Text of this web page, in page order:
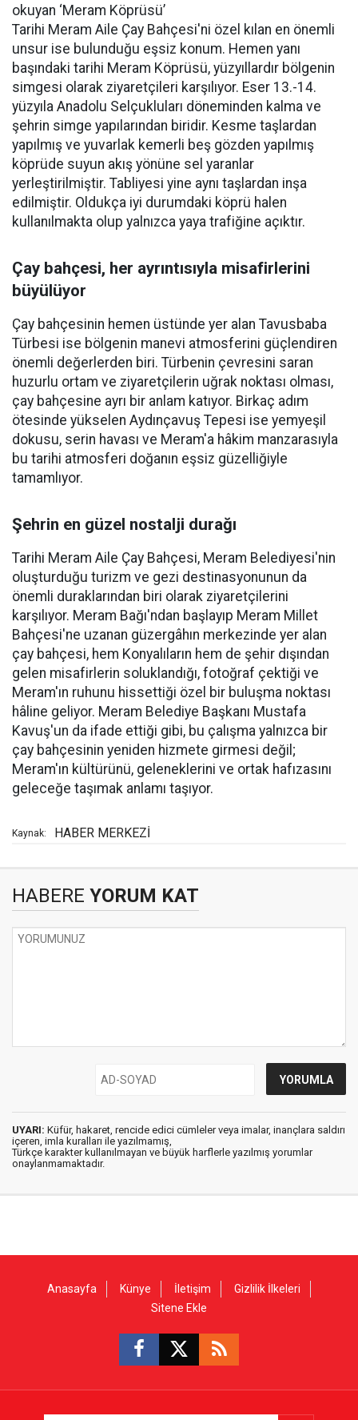
okuyan ‘Meram Köprüsü’
Tarihi Meram Aile Çay Bahçesi'ni özel kılan en önemli
unsur ise bulunduğu eşsiz konum. Hemen yanı
başındaki tarihi Meram Köprüsü, yüzyıllardır bölgenin
simgesi olarak ziyaretçileri karşılıyor. Eser 13.-14.
yüzyıla Anadolu Selçukluları döneminden kalma ve
şehrin simge yapılarından biridir. Kesme taşlardan
yapılmış ve yuvarlak kemerli beş gözden yapılmış
köprüde suyun akış yönüne sel yaranlar
yerleştirilmiştir. Tabliyesi yine aynı taşlardan inşa
edilmiştir. Oldukça iyi durumdaki köprü halen
kullanılmakta olup yalnızca yaya trafiğine açıktır.
Çay bahçesi, her ayrıntısıyla misafirlerini
büyülüyor
Çay bahçesinin hemen üstünde yer alan Tavusbaba
Türbesi ise bölgenin manevi atmosferini güçlendiren
önemli değerlerden biri. Türbenin çevresini saran
huzurlu ortam ve ziyaretçilerin uğrak noktası olması,
çay bahçesine ayrı bir anlam katıyor. Birkaç adım
ötesinde yükselen Aydınçavuş Tepesi ise yemyeşil
dokusu, serin havası ve Meram'a hâkim manzarasıyla
bu tarihi atmosferi doğanın eşsiz güzelliğiyle
tamamlıyor.
Şehrin en güzel nostalji durağı
Tarihi Meram Aile Çay Bahçesi, Meram Belediyesi'nin
oluşturduğu turizm ve gezi destinasyonunun da
önemli duraklarından biri olarak ziyaretçilerini
karşılıyor. Meram Bağı'ndan başlayıp Meram Millet
Bahçesi'ne uzanan güzergâhın merkezinde yer alan
çay bahçesi, hem Konyalıların hem de şehir dışından
gelen misafirlerin soluklandığı, fotoğraf çektiği ve
Meram'ın ruhunu hissettiği özel bir buluşma noktası
hâline geliyor. Meram Belediye Başkanı Mustafa
Kavuş'un da ifade ettiği gibi, bu çalışma yalnızca bir
çay bahçesinin yeniden hizmete girmesi değil;
Meram'ın kültürünü, geleneklerini ve ortak hafızasını
geleceğe taşımak anlamı taşıyor.
Kaynak: HABER MERKEZİ
HABERE YORUM KAT
UYARI: Küfür, hakaret, rencide edici cümleler veya imalar, inançlara saldırı
içeren, imla kuralları ile yazılmamış,
Türkçe karakter kullanılmayan ve büyük harflerle yazılmış yorumlar
onaylanmamaktadır.
Anasayfa Künye İletişim
Gizlilik İlkeleri
Sitene Ekle